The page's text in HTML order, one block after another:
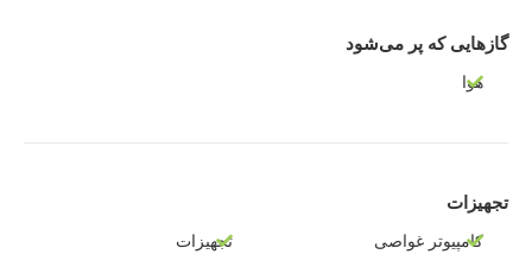
گازهایی که پر می‌شود
هوا
تجهیزات
کامپیوتر غواصی تجهیزات